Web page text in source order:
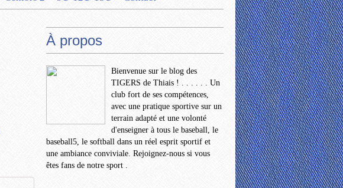
À propos
Bienvenue sur le blog des
TIGERS de Thiais ! . . . . . . Un
club fort de ses compétences,
avec une pratique sportive sur un
terrain adapté et une volonté
d'enseigner à tous le baseball, le
baseball5, le softball dans un réel esprit sportif et
une ambiance conviviale. Rejoignez-nous si vous
êtes fans de notre sport .